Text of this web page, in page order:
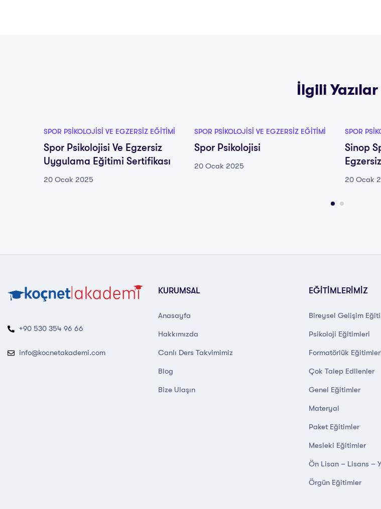
İlgili Yazılar
SPOR PSIKOLOJISI VE EGZERSIZ EĞITIMI
Spor Psikolojisi Ve Egzersiz
Uygulama Eğitimi Sertifikası
20 Ocak 2025
SPOR PSIKOLOJISI VE EGZERSIZ EĞITIMI
Spor Psikolojisi
20 Ocak 2025
SPOR
Sinop
20 Ocak
+90 530 354 96 66
info@kocnetakademi.com
KURUMSAL
Anasayfa
Hakkımızda
Canlı Ders Takvimimiz
Blog
Bize Ulaşın
EĞİTİMLERİMİZ
Bireysel Gelişim
Psikoloji Eğitimleri
Formatörlük
Çok Talep Edilenler
Genel Eğitimler
Materyal
Paket Eğitimler
Mesleki Eğitimler
Ön Lisan – Lisans –
Örgün Eğitimler